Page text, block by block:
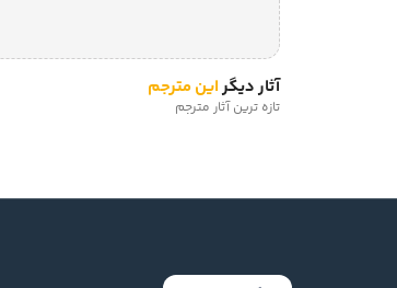
آثار دیگراین مترجم
تازه ترین آثار مترجم